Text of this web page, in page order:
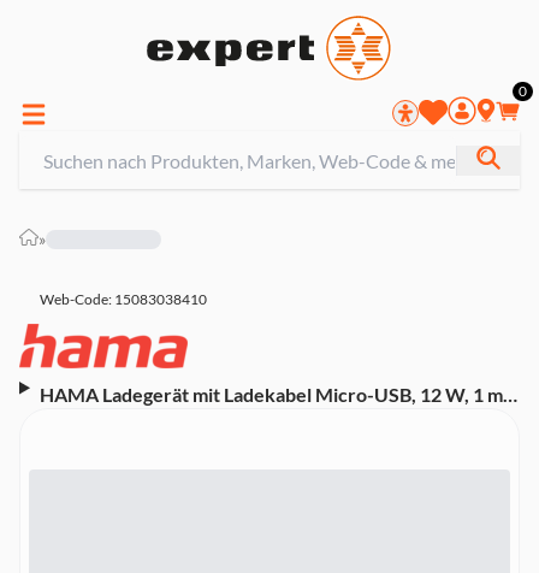
0
»
Web-Code: 15083038410
HAMA Ladegerät mit Ladekabel Micro-USB, 12 W, 1 m,